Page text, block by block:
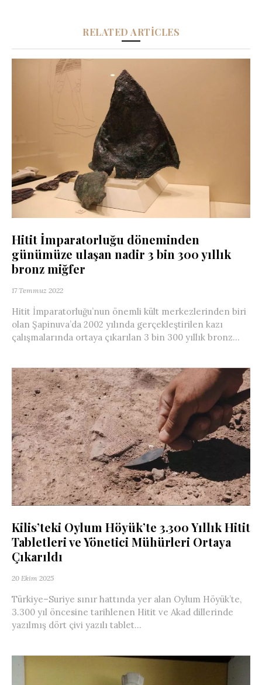
RELATED ARTICLES
Hitit İmparatorluğu döneminden
günümüze ulaşan nadir 3 bin 300 yıllık
bronz miğfer
17 Temmuz 2022
Hitit İmparatorluğu’nun önemli kült merkezlerinden biri
olan Şapinuva’da 2002 yılında gerçekleştirilen kazı
çalışmalarında ortaya çıkarılan 3 bin 300 yıllık bronz...
Kilis’teki Oylum Höyük’te 3.300 Yıllık Hitit
Tabletleri ve Yönetici Mühürleri Ortaya
Çıkarıldı
20 Ekim 2025
Türkiye–Suriye sınır hattında yer alan Oylum Höyük’te,
3.300 yıl öncesine tarihlenen Hitit ve Akad dillerinde
yazılmış dört çivi yazılı tablet...